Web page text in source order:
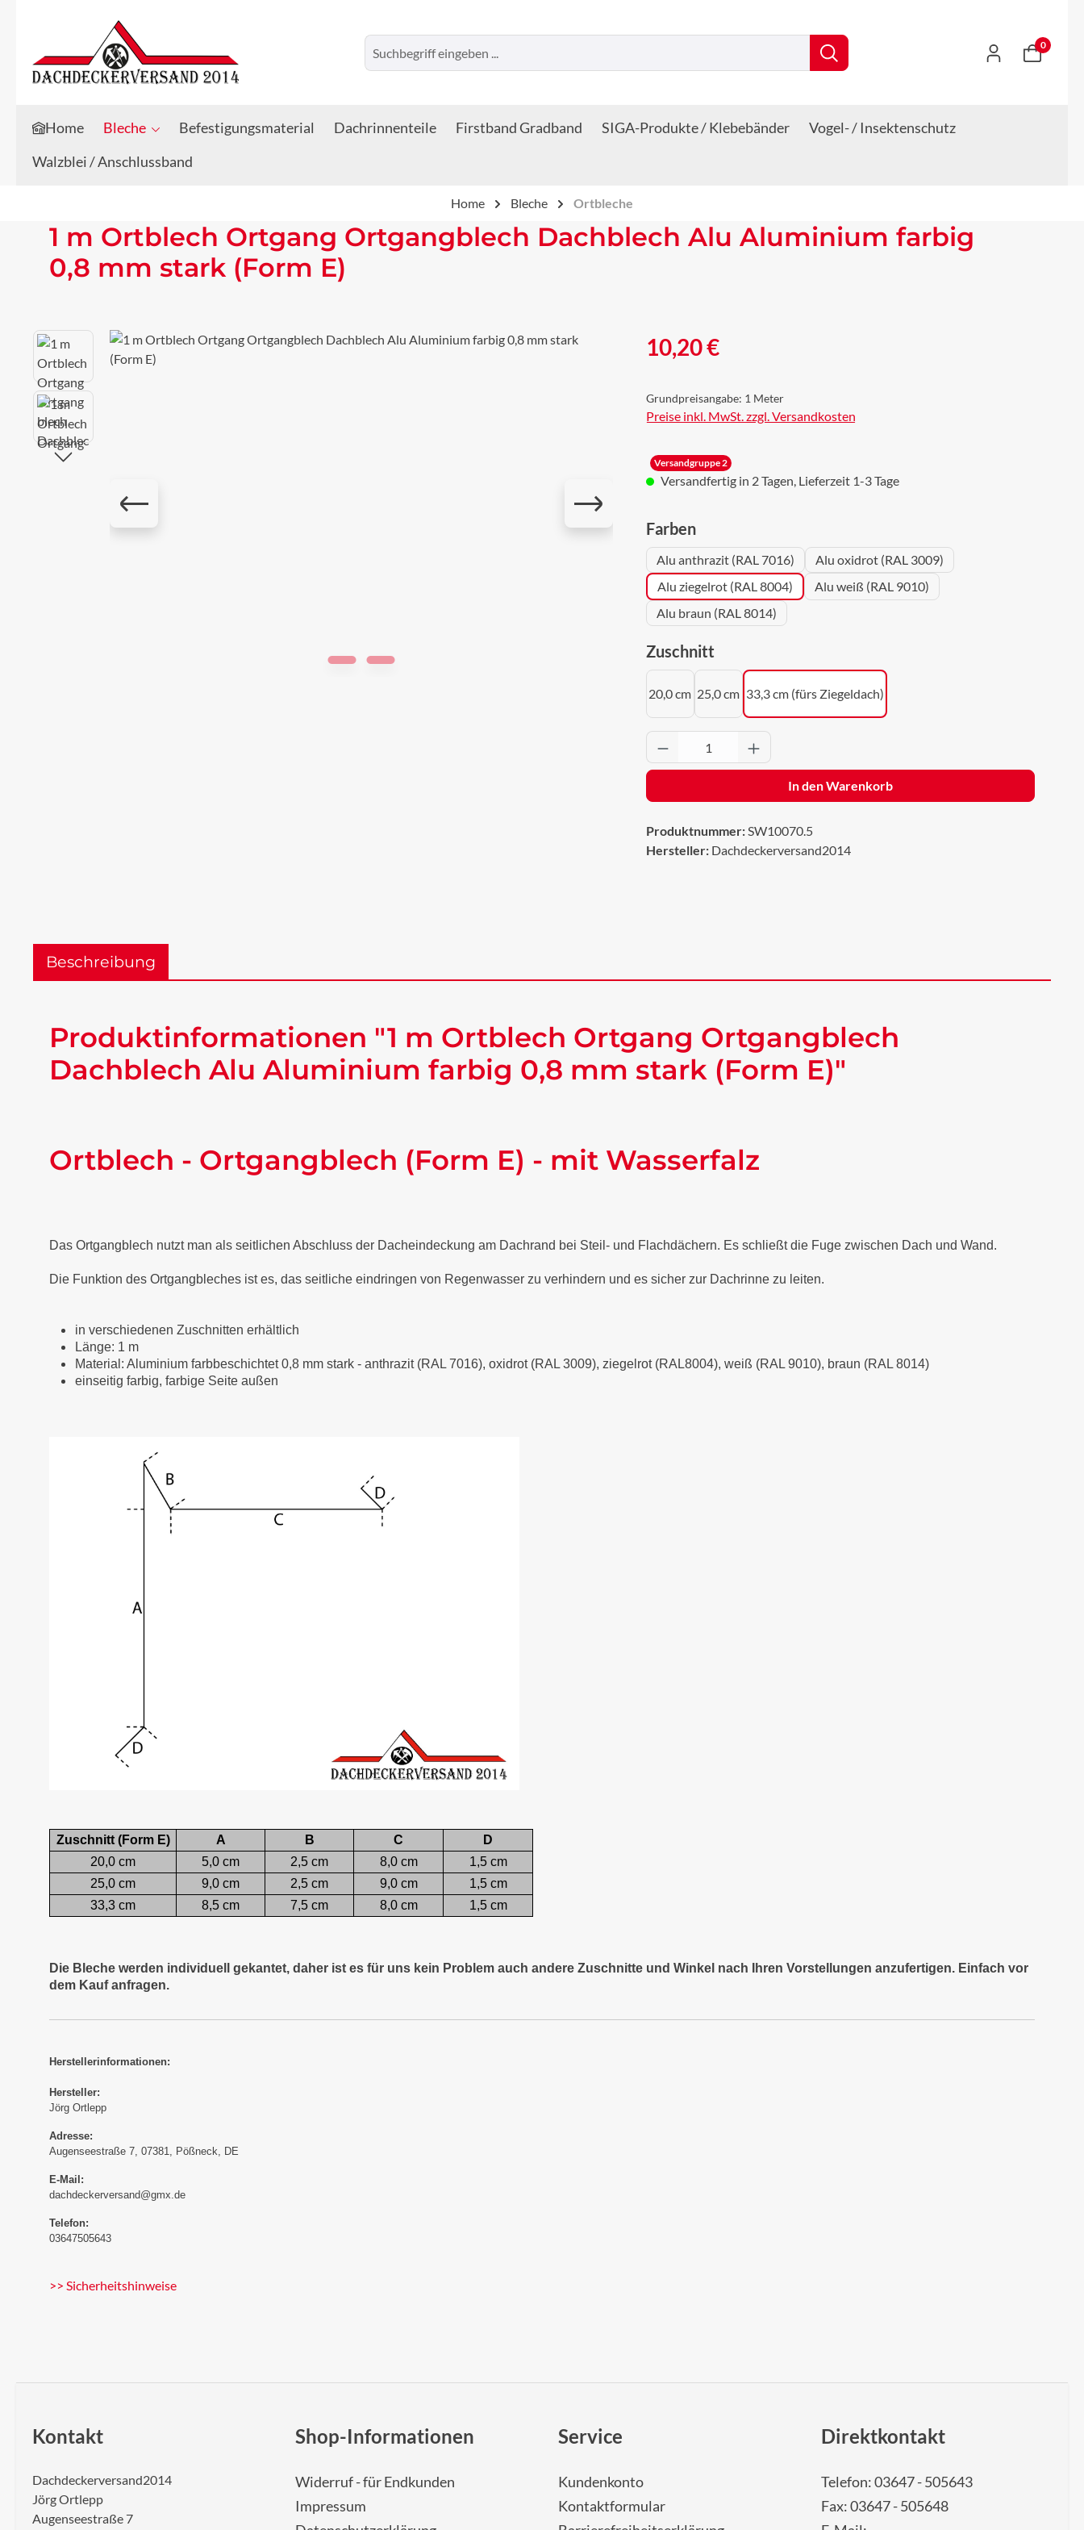
Zum Hauptinhalt springen
Zur Suche springen
0
Home Bleche Befestigungsmaterial Dachrinnenteile Firstband Gradband SIGA-Produkte / Klebebänder
Vogel- / Insektenschutz
Walzblei / Anschlussband
Home Bleche Ortbleche
1 m Ortblech Ortgang Ortgangblech Dachblech Alu Aluminium farbig
0,8 mm stark (Form E)
Bildergalerie überspringen Regulärer Preis:
10,20 €
Grundpreisangabe: 1 Meter
Preise inkl. MwSt. zzgl. Versandkosten
Versandgruppe 2
Versandfertig in 2 Tagen, Lieferzeit 1-3 Tage
Farbenauswählen
Alu anthrazit (RAL 7016)
Alu oxidrot (RAL 3009)
Alu ziegelrot (RAL 8004)
Alu weiß (RAL 9010)
Alu braun (RAL 8014)
Zuschnittauswählen
20,0 cm 25,0 cm 33,3 cm (fürs Ziegeldach)
Produkt Anzahl: Gib den gewünschten Wert ein
In den Warenkorb
Produktnummer:SW10070.5
Hersteller: Dachdeckerversand2014
Beschreibung
Produktinformationen "1 m Ortblech Ortgang Ortgangblech
Dachblech Alu Aluminium farbig 0,8 mm stark (Form E)"
Ortblech - Ortgangblech (Form E) - mit Wasserfalz
Das Ortgangblech nutzt man als seitlichen Abschluss der Dacheindeckung am Dachrand bei Steil- und Flachdächern. Es schließt die Fuge zwischen Dach und Wand.
Die Funktion des Ortgangbleches ist es, das seitliche eindringen von Regenwasser zu verhindern und es sicher zur Dachrinne zu leiten.
in verschiedenen Zuschnitten erhältlich
Länge: 1 m
Material: Aluminium farbbeschichtet 0,8 mm stark - anthrazit (RAL 7016), oxidrot (RAL 3009), ziegelrot (RAL8004), weiß (RAL 9010), braun (RAL 8014)
einseitig farbig, farbige Seite außen
Zuschnitt (Form E) A B C
D
20,0 cm
5,0 cm 2,5 cm 8,0 cm
1,5 cm
25,0 cm
9,0 cm 2,5 cm 9,0 cm
1,5 cm
33,3 cm
8,5 cm 7,5 cm 8,0 cm 1,5 cm
Die Bleche werden individuell gekantet, daher ist es für uns kein Problem auch andere Zuschnitte und Winkel nach Ihren Vorstellungen anzufertigen. Einfach vor
dem Kauf anfragen.
Herstellerinformationen:
Hersteller:
Jörg Ortlepp
Adresse:
Augenseestraße 7, 07381, Pößneck, DE
E-Mail:
dachdeckerversand@gmx.de
Telefon:
03647505643
>> Sicherheitshinweise
Kontakt
Dachdeckerversand2014
Jörg Ortlepp
Augenseestraße 7
Shop-Informationen
Widerruf - für Endkunden
Impressum
Service
Kundenkonto
Kontaktformular
Direktkontakt
Telefon: 03647 - 505643
Fax: 03647 - 505648